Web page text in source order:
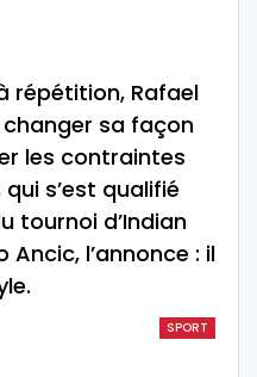
répétition, Rafael
sa façon
les contraintes
qui s’est qualifié
tournoi d’Indian
l’annonce : il
SPORT